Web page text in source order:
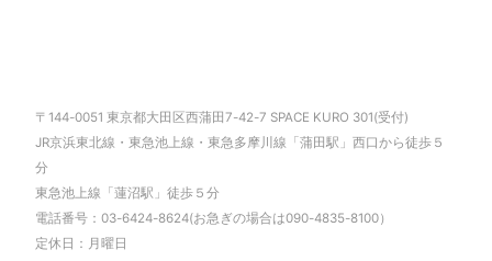
〒144-0051 東京都大田区西蒲田7-42-7 SPACE KURO 301(受付)
JR京浜東北線・東急池上線・東急多摩川線「蒲田駅」西口から徒歩５
分
東急池上線「蓮沼駅」徒歩５分
電話番号：03-6424-8624(お急ぎの場合は090-4835-8100）
定休日：月曜日